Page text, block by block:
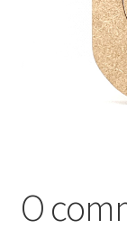
O